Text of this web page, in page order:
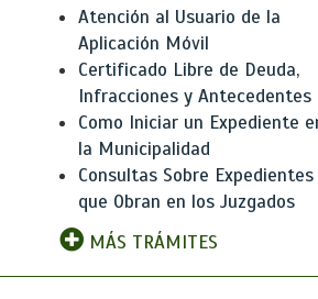
Atención al Usuario de la
Aplicación Móvil
Certificado Libre de Deuda,
Infracciones y Antecedentes
Como Iniciar un Expediente
la Municipalidad
Consultas Sobre Expedientes
que Obran en los Juzgados
MÁS TRÁMITES